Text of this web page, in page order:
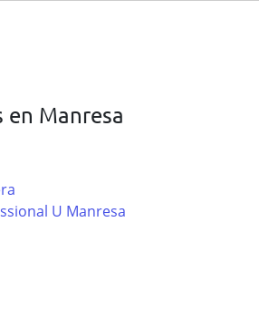
Manresa
U Manresa